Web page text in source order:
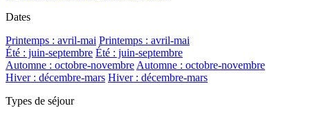
Dates
Printemps : avril-mai Printemps : avril-mai
Été : juin-septembre Été : juin-septembre
Automne : octobre-novembre Automne : octobre-novembre
Hiver : décembre-mars Hiver : décembre-mars
Types de séjour